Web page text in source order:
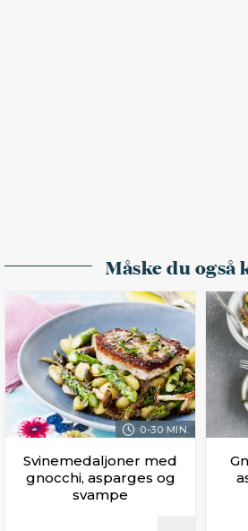
Måske du også
0-30 MIN.
Svinemedaljoner med
gnocchi, asparges og
svampe